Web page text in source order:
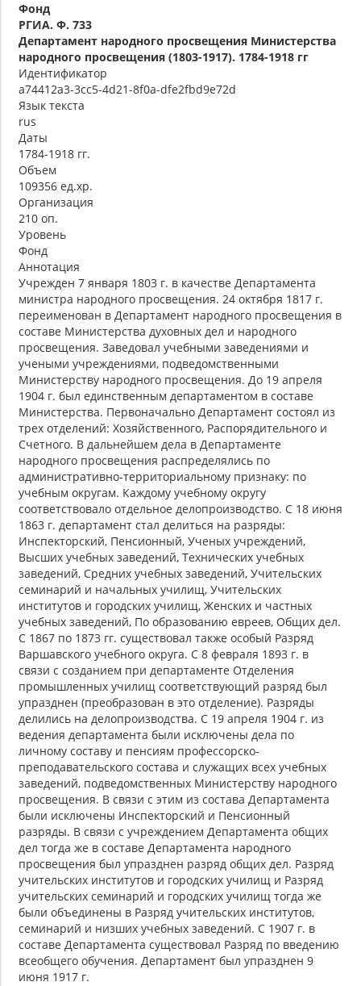
Фонд
РГИА. Ф. 733
Департамент народного просвещения Министерства
народного просвещения (1803-1917). 1784-1918 гг
Идентификатор
a74412a3-3cc5-4d21-8f0a-dfe2fbd9e72d
Язык текста
rus
Даты
1784-1918 гг.
Объем
109356 ед.хр.
Организация
210 оп.
Уровень
Фонд
Аннотация
Учрежден 7 января 1803 г. в качестве Департамента
министра народного просвещения. 24 октября 1817 г.
переименован в Департамент народного просвещения в
составе Министерства духовных дел и народного
просвещения. Заведовал учебными заведениями и
учеными учреждениями, подведомственными
Министерству народного просвещения. До 19 апреля
1904 г. был единственным департаментом в составе
Министерства. Первоначально Департамент состоял из
трех отделений: Хозяйственного, Распорядительного и
Счетного. В дальнейшем дела в Департаменте
народного просвещения распределялись по
административно-территориальному признаку: по
учебным округам. Каждому учебному округу
соответствовало отдельное делопроизводство. С 18 июня
1863 г. департамент стал делиться на разряды:
Инспекторский, Пенсионный, Ученых учреждений,
Высших учебных заведений, Технических учебных
заведений, Средних учебных заведений, Учительских
семинарий и начальных училищ, Учительских
институтов и городских училищ, Женских и частных
учебных заведений, По образованию евреев, Общих дел.
С 1867 по 1873 гг. существовал также особый Разряд
Варшавского учебного округа. С 8 февраля 1893 г. в
связи с созданием при департаменте Отделения
промышленных училищ соответствующий разряд был
упразднен (преобразован в это отделение). Разряды
делились на делопроизводства. С 19 апреля 1904 г. из
ведения департамента были исключены дела по
личному составу и пенсиям профессорско-
преподавательского состава и служащих всех учебных
заведений, подведомственных Министерству народного
просвещения. В связи с этим из состава Департамента
были исключены Инспекторский и Пенсионный
разряды. В связи с учреждением Департамента общих
дел тогда же в составе Департамента народного
просвещения был упразднен разряд общих дел. Разряд
учительских институтов и городских училищ и Разряд
учительских семинарий и городских училищ тогда же
были объединены в Разряд учительских институтов,
семинарий и низших учебных заведений. С 1907 г. в
составе Департамента существовал Разряд по введению
всеобщего обучения. Департамент был упразднен 9
июня 1917 г.